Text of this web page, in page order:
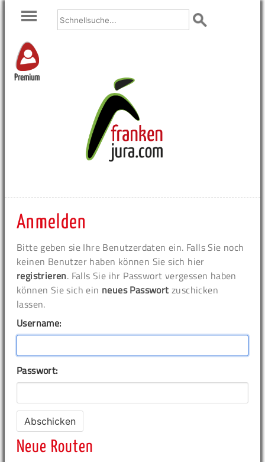
Premium
Anmelden
Bitte geben sie Ihre Benutzerdaten ein. Falls Sie noch
keinen Benutzer haben können Sie sich hier
registrieren. Falls Sie ihr Passwort vergessen haben
können Sie sich ein neues Passwort zuschicken
lassen.
Username:
Passwort:
Neue Routen